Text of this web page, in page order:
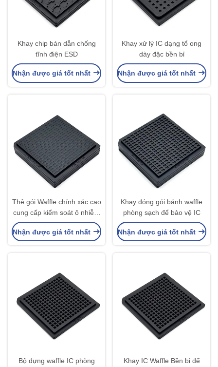
Khay chip bán dẫn chống
tĩnh điện ESD
Nhận được giá tốt nhất
Khay xử lý IC dạng tổ ong
dày đặc bền bỉ
Nhận được giá tốt nhất
Thẻ gói Waffle chính xác cao
cung cấp kiểm soát ô nhiễm
phòng sạch và lưu trữ IC an
toàn
Nhận được giá tốt nhất
Khay đóng gói bánh waffle
phòng sạch để bảo vệ IC
Nhận được giá tốt nhất
Bộ đựng waffle IC phòng
Khay IC Waffle Bền bỉ để